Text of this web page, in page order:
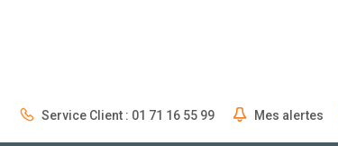
Service Client : 01 71 16 55 99 Mes alertes